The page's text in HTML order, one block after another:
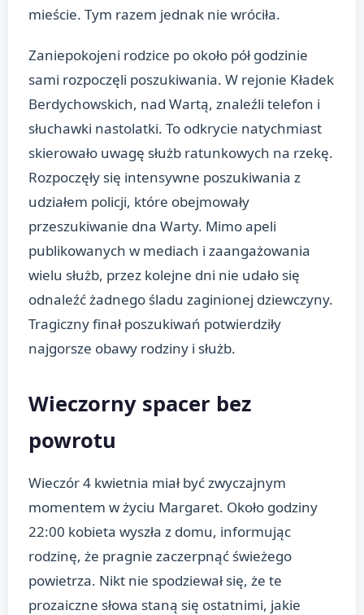
mieście. Tym razem jednak nie wróciła.
Zaniepokojeni rodzice po około pół godzinie
sami rozpoczęli poszukiwania. W rejonie Kładek
Berdychowskich, nad Wartą, znaleźli telefon i
słuchawki nastolatki. To odkrycie natychmiast
skierowało uwagę służb ratunkowych na rzekę.
Rozpoczęły się intensywne poszukiwania z
udziałem policji, które obejmowały
przeszukiwanie dna Warty. Mimo apeli
publikowanych w mediach i zaangażowania
wielu służb, przez kolejne dni nie udało się
odnaleźć żadnego śladu zaginionej dziewczyny.
Tragiczny finał poszukiwań potwierdziły
najgorsze obawy rodziny i służb.
Wieczorny spacer bez
powrotu
Wieczór 4 kwietnia miał być zwyczajnym
momentem w życiu Margaret. Około godziny
22:00 kobieta wyszła z domu, informując
rodzinę, że pragnie zaczerpnąć świeżego
powietrza. Nikt nie spodziewał się, że te
prozaiczne słowa staną się ostatnimi, jakie